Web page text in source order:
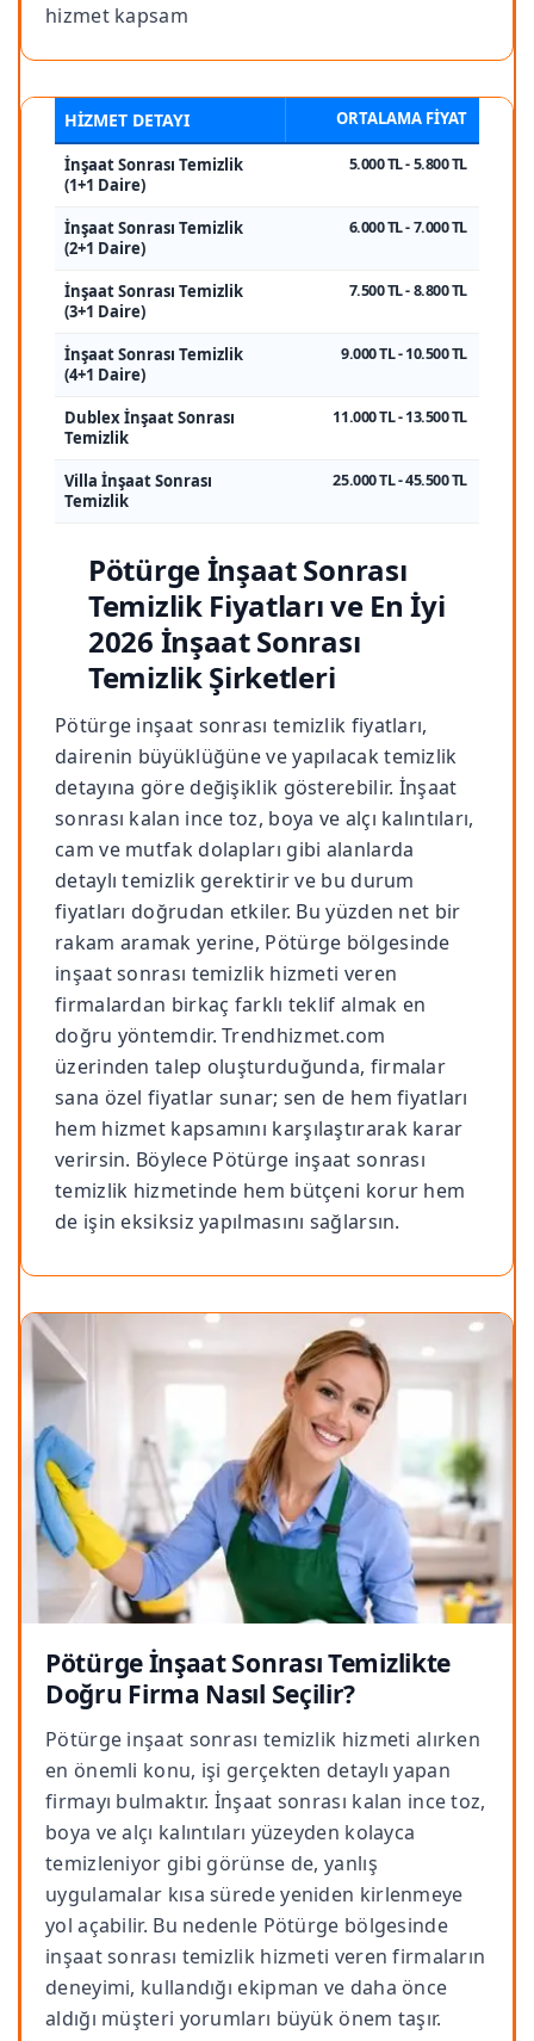
hizmet kapsam
HIZMET DETAYI ORTALAMA FIYAT
İnşaat Sonrası Temizlik
(1+1 Daire)
5.000 TL - 5.800 TL
İnşaat Sonrası Temizlik
(2+1 Daire)
6.000 TL - 7.000 TL
İnşaat Sonrası Temizlik
(3+1 Daire)
7.500 TL - 8.800 TL
İnşaat Sonrası Temizlik
(4+1 Daire)
9.000 TL - 10.500 TL
Dublex İnşaat Sonrası
Temizlik
11.000 TL - 13.500 TL
Villa İnşaat Sonrası
Temizlik
25.000 TL - 45.500 TL
Pötürge İnşaat Sonrası
Temizlik Fiyatları ve En İyi
2026 İnşaat Sonrası
Temizlik Şirketleri
Pötürge inşaat sonrası temizlik fiyatları,
dairenin büyüklüğüne ve yapılacak temizlik
detayına göre değişiklik gösterebilir. İnşaat
sonrası kalan ince toz, boya ve alçı kalıntıları,
cam ve mutfak dolapları gibi alanlarda
detaylı temizlik gerektirir ve bu durum
fiyatları doğrudan etkiler. Bu yüzden net bir
rakam aramak yerine, Pötürge bölgesinde
inşaat sonrası temizlik hizmeti veren
firmalardan birkaç farklı teklif almak en
doğru yöntemdir. Trendhizmet.com
üzerinden talep oluşturduğunda, firmalar
sana özel fiyatlar sunar; sen de hem fiyatları
hem hizmet kapsamını karşılaştırarak karar
verirsin. Böylece Pötürge inşaat sonrası
temizlik hizmetinde hem bütçeni korur hem
de işin eksiksiz yapılmasını sağlarsın.
Pötürge İnşaat Sonrası Temizlikte
Doğru Firma Nasıl Seçilir?
Pötürge inşaat sonrası temizlik hizmeti alırken
en önemli konu, işi gerçekten detaylı yapan
firmayı bulmaktır. İnşaat sonrası kalan ince toz,
boya ve alçı kalıntıları yüzeyden kolayca
temizleniyor gibi görünse de, yanlış
uygulamalar kısa sürede yeniden kirlenmeye
yol açabilir. Bu nedenle Pötürge bölgesinde
inşaat sonrası temizlik hizmeti veren firmaların
deneyimi, kullandığı ekipman ve daha önce
aldığı müşteri yorumları büyük önem taşır.